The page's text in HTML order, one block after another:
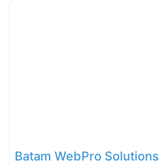
Batam WebPro Solutions